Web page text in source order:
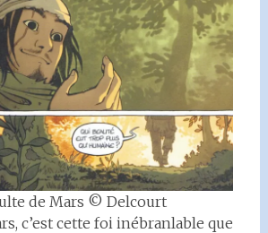
de Mars © Delcourt
c’est cette foi inébranlable que